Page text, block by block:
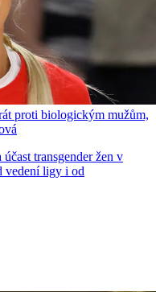
proti biologickým mužům,
transgender žen v
vedení ligy i od